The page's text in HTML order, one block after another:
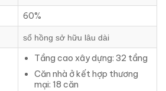
60%
sổ hồng sở hữu lâu dài
Tầng cao xây dựng: 32 tầng
Căn nhà ở kết hợp thương
mại: 18 căn